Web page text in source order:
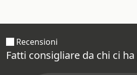
Recensioni
Fatti consigliare da chi ci